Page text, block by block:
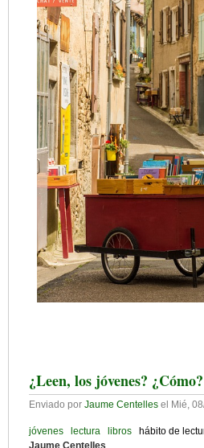
¿Leen, los jóvenes?
Enviado por Jaume Centelles el Mié,
jóvenes lectura libros hábito de
Jaume Centelles